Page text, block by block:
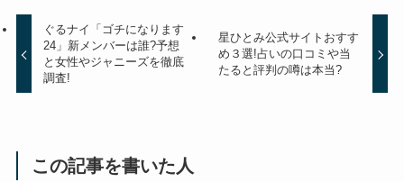
ぐるナイ「ゴチになります
24」新メンバーは誰?予想
と女性やジャニーズを徹底
調査!
星ひとみ公式サイトおすす
め３選!占いの口コミや当
たると評判の噂は本当?
この記事を書いた人